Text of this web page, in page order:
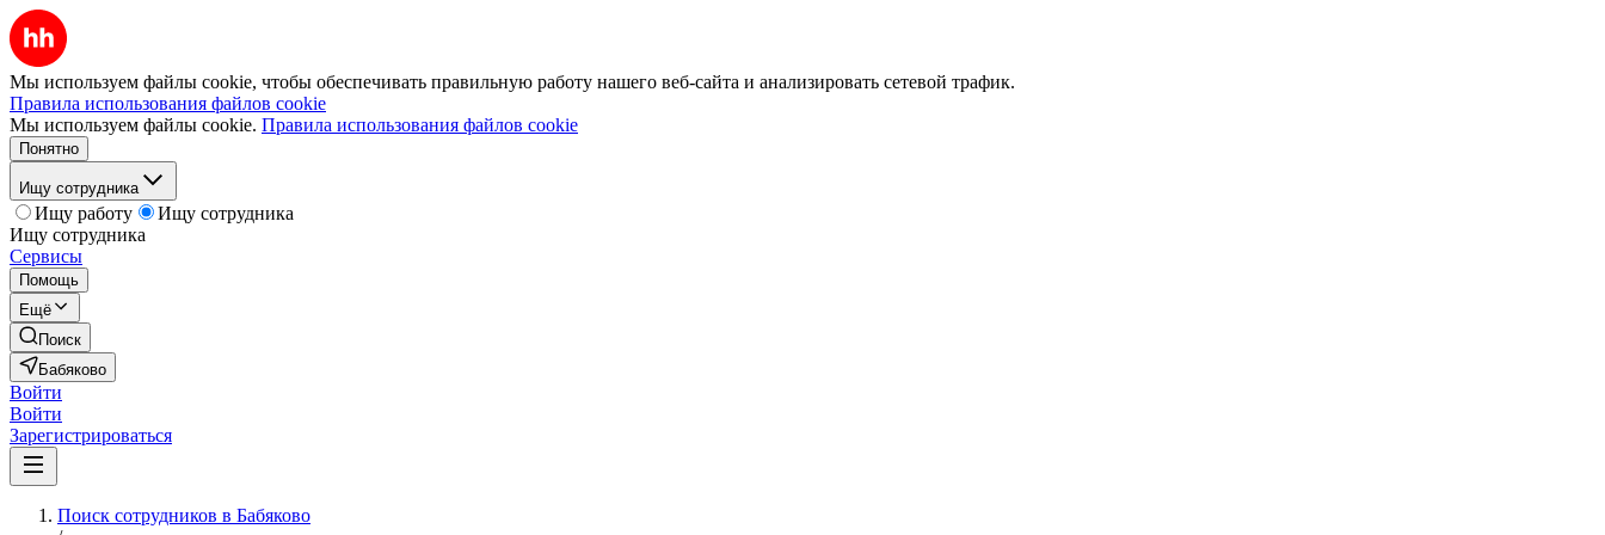
Мы используем файлы cookie, чтобы обеспечивать правильную работу нашего веб-сайта и анализировать сетевой трафик.
Правила использования файлов cookie
Мы используем файлы cookie. Правила использования файлов cookie
Понятно
Ищу сотрудника
Ищу работу
Ищу сотрудника
Ищу сотрудника
Сервисы
Помощь
Ещё
Поиск
Бабяково
Войти
Войти
Зарегистрироваться
Поиск сотрудников в Бабяково